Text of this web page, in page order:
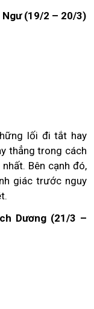
Ngư (19/2 – 20/3)
lối đi tắt hay
thẳng trong cách
Bên cạnh đó,
giác trước nguy
Dương (21/3 –